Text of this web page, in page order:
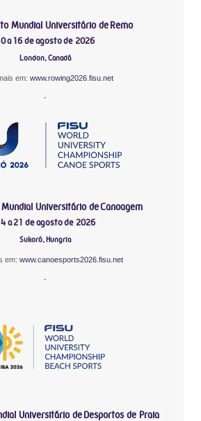
Mundial Universitário de Remo
a 16 de agosto de 2026
London, Canadá
em: www.rowing2026.fisu.net
-
Universitário de Canoagem
a 21 de agosto de 2026
Sukoró, Hungria
em: www.canoesports2026.fisu.net
-
Universitário de Desportos de Praia